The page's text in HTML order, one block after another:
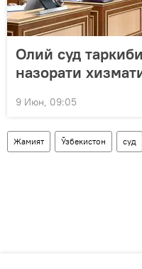
Олий суд
назорати
9 Июн, 09:05
Жамият Ўзбекистон суд